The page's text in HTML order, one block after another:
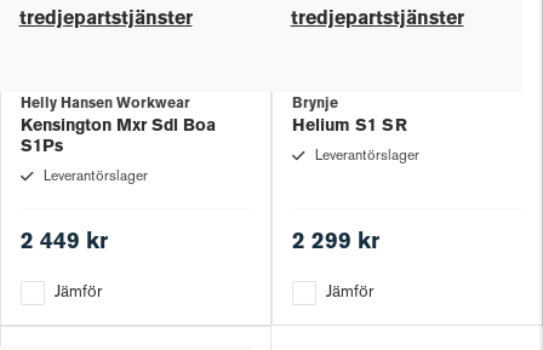
tredjepartstjänster
Helly Hansen Workwear
Kensington Mxr Sdl Boa
S1Ps
Leverantörslager
2 449 kr
Jämför
tredjepartstjänster
Brynje
Helium S1 SR
Leverantörslager
2 299 kr
Jämför